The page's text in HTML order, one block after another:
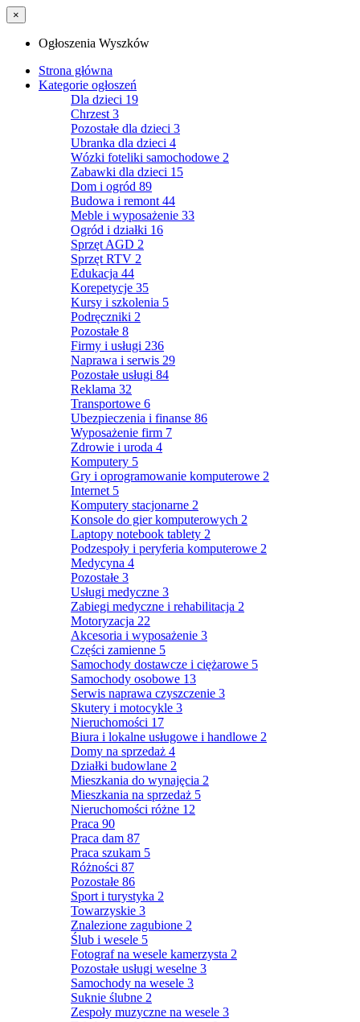
×
Ogłoszenia Wyszków
Strona główna
Kategorie ogłoszeń
Dla dzieci 19
Chrzest 3
Pozostałe dla dzieci 3
Ubranka dla dzieci 4
Wózki foteliki samochodowe 2
Zabawki dla dzieci 15
Dom i ogród 89
Budowa i remont 44
Meble i wyposażenie 33
Ogród i działki 16
Sprzęt AGD 2
Sprzęt RTV 2
Edukacja 44
Korepetycje 35
Kursy i szkolenia 5
Podręczniki 2
Pozostałe 8
Firmy i usługi 236
Naprawa i serwis 29
Pozostałe usługi 84
Reklama 32
Transportowe 6
Ubezpieczenia i finanse 86
Wyposażenie firm 7
Zdrowie i uroda 4
Komputery 5
Gry i oprogramowanie komputerowe 2
Internet 5
Komputery stacjonarne 2
Konsole do gier komputerowych 2
Laptopy notebook tablety 2
Podzespoły i peryferia komputerowe 2
Medycyna 4
Pozostałe 3
Usługi medyczne 3
Zabiegi medyczne i rehabilitacja 2
Motoryzacja 22
Akcesoria i wyposażenie 3
Części zamienne 5
Samochody dostawcze i ciężarowe 5
Samochody osobowe 13
Serwis naprawa czyszczenie 3
Skutery i motocykle 3
Nieruchomości 17
Biura i lokalne usługowe i handlowe 2
Domy na sprzedaż 4
Działki budowlane 2
Mieszkania do wynajęcia 2
Mieszkania na sprzedaż 5
Nieruchomości różne 12
Praca 90
Praca dam 87
Praca szukam 5
Różności 87
Pozostałe 86
Sport i turystyka 2
Towarzyskie 3
Znalezione zagubione 2
Ślub i wesele 5
Fotograf na wesele kamerzysta 2
Pozostałe usługi weselne 3
Samochody na wesele 3
Suknie ślubne 2
Zespoły muzyczne na wesele 3